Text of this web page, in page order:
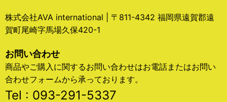
株式会社AVA international | 〒811-4342 福岡県遠賀郡遠
賀町尾崎字馬場久保420-1
お問い合わせ
商品やご購入に関するお問い合わせはお電話またはお問い
合わせフォームから承っております。
Tel : 093-291-5337